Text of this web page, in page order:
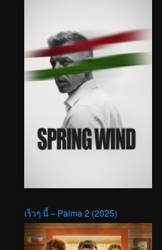
เร็วๆ นี้ – Palma 2 (2025)